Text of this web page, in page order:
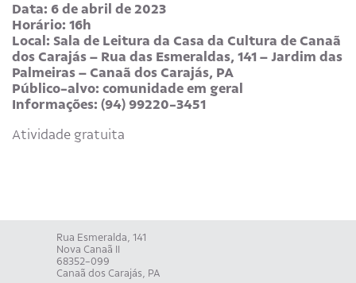
Data: 6 de abril de 2023
Horário: 16h
Local: Sala de Leitura da Casa da Cultura de Canaã
dos Carajás – Rua das Esmeraldas, 141 – Jardim das
Palmeiras – Canaã dos Carajás, PA
Público-alvo: comunidade em geral
Informações: (94) 99220-3451
Atividade gratuita
Rua Esmeralda, 141
Nova Canaã II
68352-099
Canaã dos Carajás, PA